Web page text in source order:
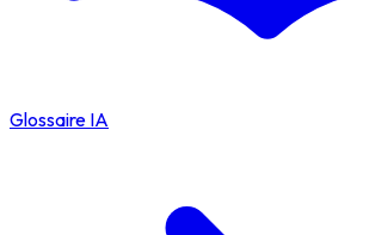
Glossaire IA